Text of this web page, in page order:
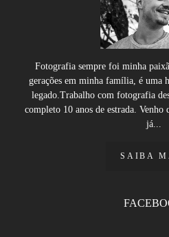
Fotografia sempre foi minha
gerações em minha família, é uma
legado.Trabalho com fotografia
completo 10 anos de estrada.
já...
SAIBA